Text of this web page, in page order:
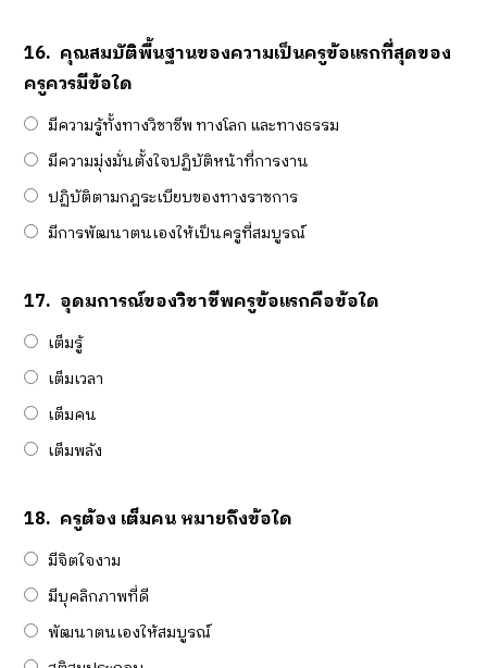
16. คุณสมบัติพื้นฐานของความเป็นครูข้อแรกที่สุดของ
ครูควรมีข้อใด
มีความรู้ทั้งทางวิชาชีพ ทางโลก และทางธรรม
มีความมุ่งมั่นตั้งใจปฏิบัติหน้าที่การงาน
ปฏิบัติตามกฎระเบียบของทางราชการ
มีการพัฒนาตนเองให้เป็นครูที่สมบูรณ์
17. อุดมการณ์ของวิชาชีพครูข้อแรกคือข้อใด
เต็มรู้
เต็มเวลา
เต็มคน
เต็มพลัง
18. ครูต้อง เต็มคน หมายถึงข้อใด
มีจิตใจงาม
มีบุคลิกภาพที่ดี
พัฒนาตนเองให้สมบูรณ์